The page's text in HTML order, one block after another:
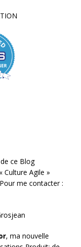
de ce Blog
Culture Agile »
me contacter :
, ma nouvelle